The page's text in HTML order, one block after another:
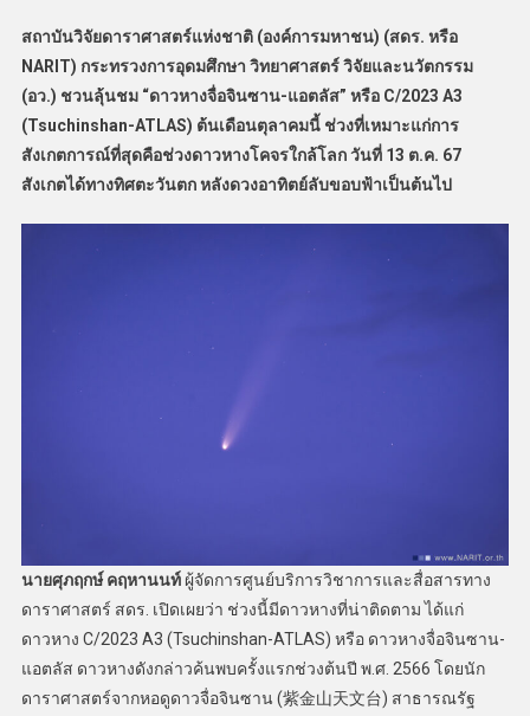
สถาบันวิจัยดาราศาสตร์แห่งชาติ (องค์การมหาชน) (สดร. หรือ
NARIT) กระทรวงการอุดมศึกษา วิทยาศาสตร์ วิจัยและนวัตกรรม
(อว.) ชวนลุ้นชม “ดาวหางจื่อจินซาน-แอตลัส” หรือ C/2023 A3
(Tsuchinshan-ATLAS) ต้นเดือนตุลาคมนี้ ช่วงที่เหมาะแก่การ
สังเกตการณ์ที่สุดคือช่วงดาวหางโคจรใกล้โลก วันที่ 13 ต.ค. 67
สังเกตได้ทางทิศตะวันตก หลังดวงอาทิตย์ลับขอบฟ้าเป็นต้นไป
นายศุภฤกษ์ คฤหานนท์ผู้จัดการศูนย์บริการวิชาการและสื่อสารทาง
ดาราศาสตร์ สดร. เปิดเผยว่า ช่วงนี้มีดาวหางที่น่าติดตาม ได้แก่
ดาวหาง C/2023 A3 (Tsuchinshan-ATLAS) หรือ ดาวหางจื่อจินซาน-
แอตลัส ดาวหางดังกล่าวค้นพบครั้งแรกช่วงต้นปี พ.ศ. 2566 โดยนัก
ดาราศาสตร์จากหอดูดาวจื่อจินซาน (紫金山天文台) สาธารณรัฐ